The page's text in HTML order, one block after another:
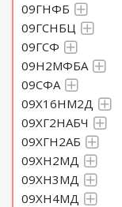
09ГНФБ
09ГСНБЦ
09ГСФ
09Н2МФБА
09СФА
09Х16НМ2Д
09ХГ2НАБЧ
09ХГН2АБ
09ХН2МД
09ХН3МД
09ХН4МД